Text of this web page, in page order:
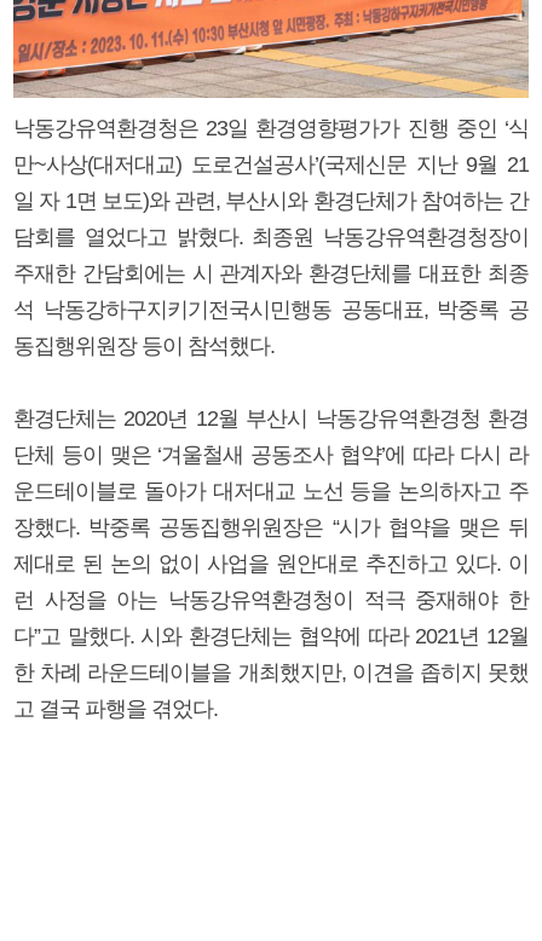
낙동강유역환경청은 23일 환경영향평가가 진행 중인 ‘식
만~사상(대저대교) 도로건설공사’(국제신문 지난 9월 21
일 자 1면 보도)와 관련, 부산시와 환경단체가 참여하는 간
담회를 열었다고 밝혔다. 최종원 낙동강유역환경청장이
주재한 간담회에는 시 관계자와 환경단체를 대표한 최종
석 낙동강하구지키기전국시민행동 공동대표, 박중록 공
동집행위원장 등이 참석했다.
환경단체는 2020년 12월 부산시 낙동강유역환경청 환경
단체 등이 맺은 ‘겨울철새 공동조사 협약’에 따라 다시 라
운드테이블로 돌아가 대저대교 노선 등을 논의하자고 주
장했다. 박중록 공동집행위원장은 “시가 협약을 맺은 뒤
제대로 된 논의 없이 사업을 원안대로 추진하고 있다. 이
런 사정을 아는 낙동강유역환경청이 적극 중재해야 한
다”고 말했다. 시와 환경단체는 협약에 따라 2021년 12월
한 차례 라운드테이블을 개최했지만, 이견을 좁히지 못했
고 결국 파행을 겪었다.